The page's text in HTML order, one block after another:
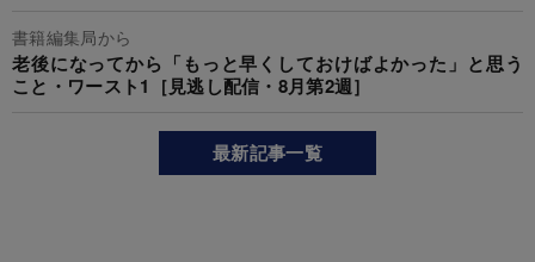
書籍編集局から
老後になってから「もっと早くしておけばよかった」と思う
こと・ワースト1［見逃し配信・8月第2週］
最新記事一覧